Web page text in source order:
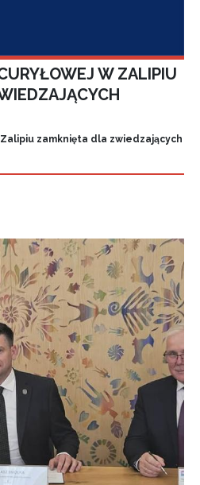
W ZALIPIU
zamknięta dla zwiedzających